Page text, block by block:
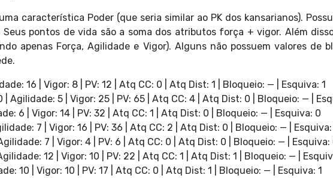
característica Poder (que seria similar ao PK dos kansarianos).
Seus pontos de vida são a soma dos atributos força + vigor. Além
apenas Força, Agilidade e Vigor). Alguns não possuem valores de
16 | Vigor: 8 | PV: 12 | Atq CC: 0 | Atq Dist: 1 | Bloqueio: — | Esquiva: 1
| Agilidade: 5 | Vigor: 25 | PV: 65 | Atq CC: 4 | Atq Dist: 0 | Bloqueio: — |
6 | Vigor: 14 | PV: 32 | Atq CC: 1 | Atq Dist: 0 | Bloqueio: — | Esquiva: 0
7 | Vigor: 16 | PV: 36 | Atq CC: 2 | Atq Dist: 0 | Bloqueio: — |
7 | Vigor: 4 | PV: 6 | Atq CC: 0 | Atq Dist: 0 | Bloqueio: — | Esquiva:
12 | Vigor: 10 | PV: 22 | Atq CC: 1 | Atq Dist: 1 | Bloqueio: — |
10 | Vigor: 10 | PV: 17 | Atq CC: 0 | Atq Dist: 1 | Bloqueio: — | Esquiva: 1